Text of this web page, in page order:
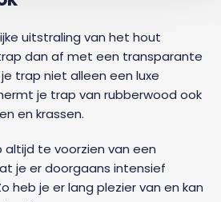
uitstraling van het hout
dan af met een transparante
trap niet alleen een luxe
je trap van rubberwood ook
en krassen.
altijd te voorzien van een
je er doorgaans intensief
heb je er lang plezier van en kan